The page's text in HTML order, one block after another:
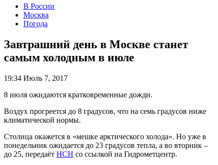
В России
Москва
Погода
Завтрашний день в Москве станет
самым холодным в июле
19:34 Июль 7, 2017
8 июля ожидаются кратковременные дожди.
Воздух прогреется до 8 градусов, что на семь градусов ниже
климатической нормы.
Столица окажется в «мешке арктического холода». Но уже в
понедельник ожидается до 23 градусов тепла, а во вторник –
до 25, передаёт НСН со ссылкой на Гидрометцентр.